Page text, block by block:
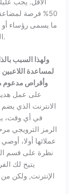
50% فرصة
ما يسمى رؤساء أو
البرتقالي في الزاوية العلوية اليمنى من الشاشة.
ولهذا السبب
لمساعدة
وأقراص مدعوم
على عمل
الانترنت الذي
في أي وقت،
عملائها أولا،
نظرة على قسم
يتيح لك
الإنترنت, ولكن